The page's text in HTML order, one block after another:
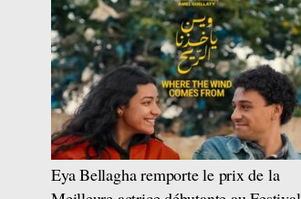
Eya Bellagha remporte le prix de la